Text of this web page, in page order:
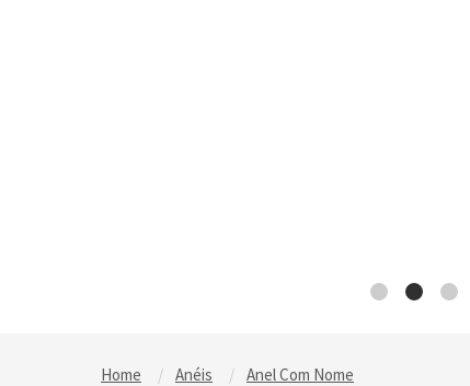
Home Anéis Anel Com Nome